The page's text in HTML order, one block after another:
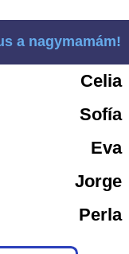
a nagymamám!
Celia
Sofía
Eva
Jorge
Perla